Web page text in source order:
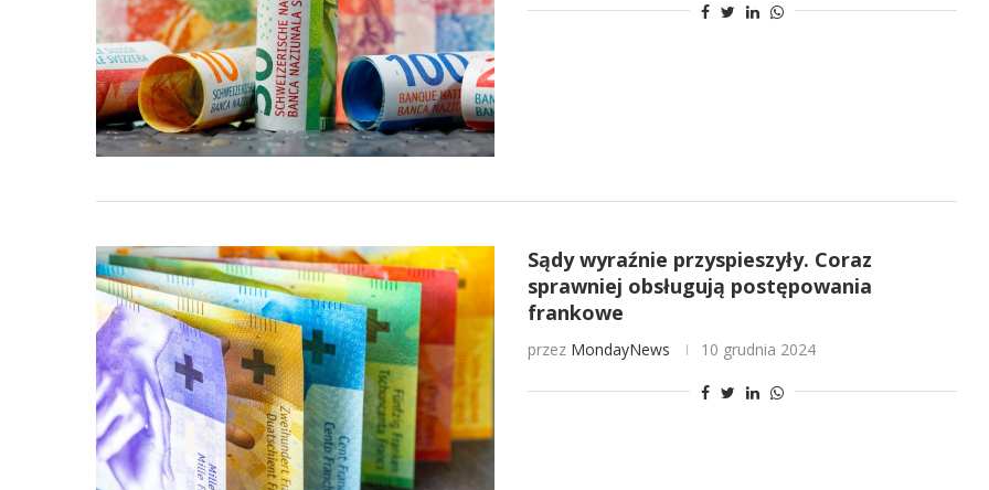
Sądy wyraźnie przyspieszyły. Coraz
sprawniej obsługują postępowania
frankowe
przez MondayNews 10 grudnia 2024